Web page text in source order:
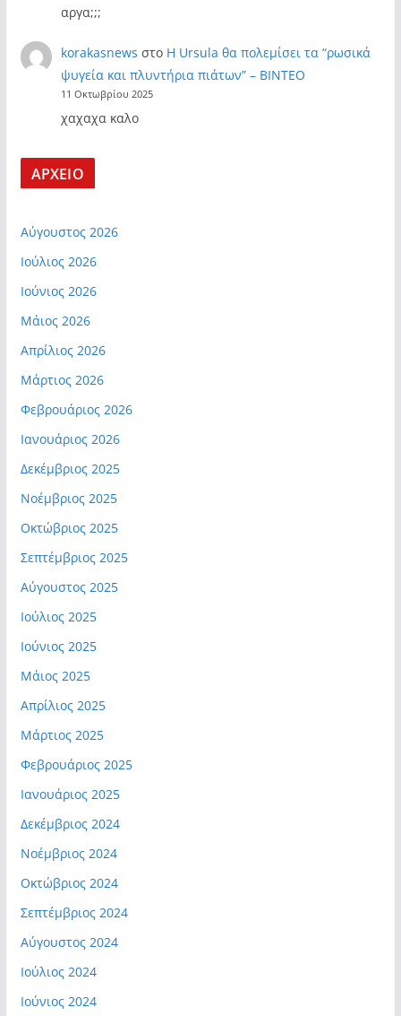
αργα;;;
korakasnews στο Η Ursula θα πολεμίσει τα “ρωσικά
ψυγεία και πλυντήρια πιάτων” – ΒΙΝΤΕΟ
11 Οκτωβρίου 2025
χαχαχα καλο
ΑΡΧΕΙΟ
Αύγουστος 2026
Ιούλιος 2026
Ιούνιος 2026
Μάιος 2026
Απρίλιος 2026
Μάρτιος 2026
Φεβρουάριος 2026
Ιανουάριος 2026
Δεκέμβριος 2025
Νοέμβριος 2025
Οκτώβριος 2025
Σεπτέμβριος 2025
Αύγουστος 2025
Ιούλιος 2025
Ιούνιος 2025
Μάιος 2025
Απρίλιος 2025
Μάρτιος 2025
Φεβρουάριος 2025
Ιανουάριος 2025
Δεκέμβριος 2024
Νοέμβριος 2024
Οκτώβριος 2024
Σεπτέμβριος 2024
Αύγουστος 2024
Ιούλιος 2024
Ιούνιος 2024